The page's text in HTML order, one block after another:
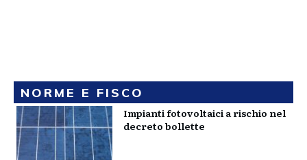
NORME E FISCO
Impianti fotovoltaici a rischio nel
decreto bollette